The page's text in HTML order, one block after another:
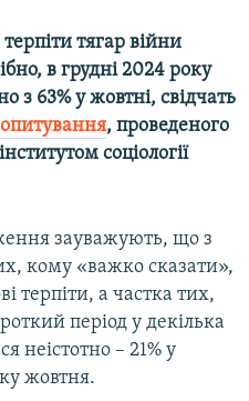
тягар війни
в грудні 2024 року
з 63% у жовтні, свідчать
, проведеного
соціології
зауважують, що з
кому «важко сказати»,
терпіти, а частка тих,
період у декілька
неістотно – 21% у
жовтня.